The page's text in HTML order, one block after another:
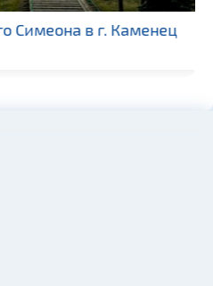
в г. Каменец